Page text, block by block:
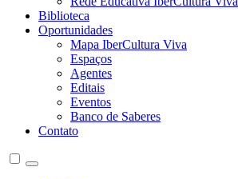
Biblioteca
Oportunidades
Mapa IberCultura Viva
Espaços
Agentes
Editais
Eventos
Banco de Saberes
Contato